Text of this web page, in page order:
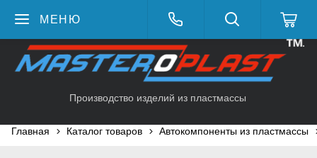
МЕНЮ
Производство изделий из пластмассы
Главная Каталог товаров Автокомпоненты из пластмассы